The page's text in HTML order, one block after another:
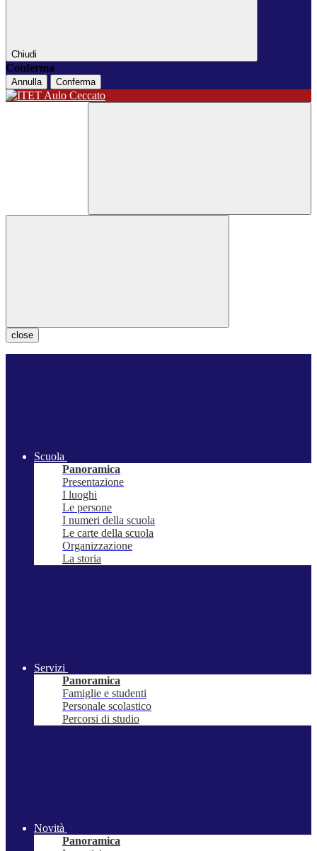
Chiudi
Conferma
Annulla Conferma
close
Scuola
Panoramica
Presentazione
I luoghi
Le persone
I numeri della scuola
Le carte della scuola
Organizzazione
La storia
Servizi
Panoramica
Famiglie e studenti
Personale scolastico
Percorsi di studio
Novità
Panoramica